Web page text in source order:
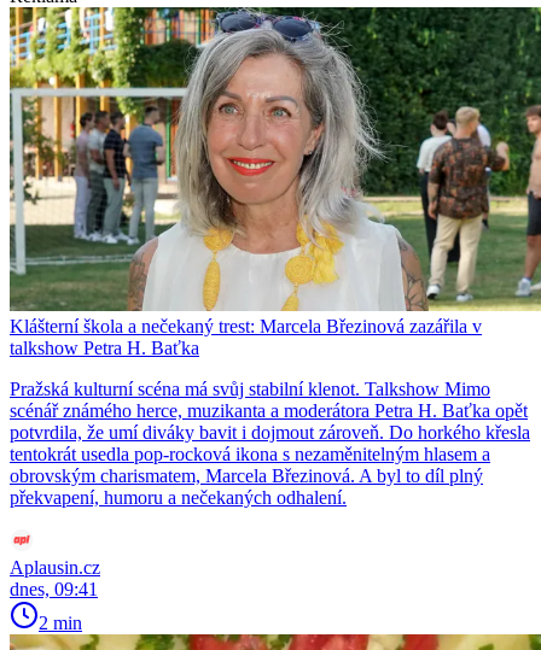
Klášterní škola a nečekaný trest: Marcela Březinová zazářila v
talkshow Petra H. Baťka
Pražská kulturní scéna má svůj stabilní klenot. Talkshow Mimo
scénář známého herce, muzikanta a moderátora Petra H. Baťka opět
potvrdila, že umí diváky bavit i dojmout zároveň. Do horkého křesla
tentokrát usedla pop-rocková ikona s nezaměnitelným hlasem a
obrovským charismatem, Marcela Březinová. A byl to díl plný
překvapení, humoru a nečekaných odhalení.
Aplausin.cz
dnes, 09:41
2 min